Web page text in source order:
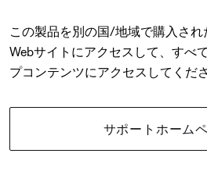
この製品を別の国/地域で購入さ
Webサイトにアクセスして、すべ
プコンテンツにアクセスしてくださ
サポートホーム